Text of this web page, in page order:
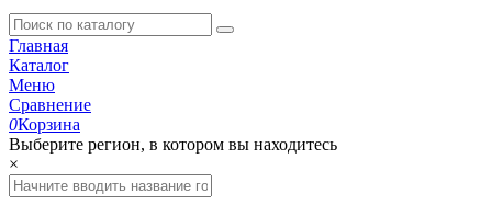
Главная
Каталог
Меню
Сравнение
0Корзина
Выберите регион, в котором вы находитесь
×